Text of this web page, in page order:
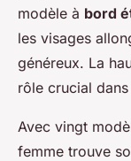
modèle à bord
les visages
généreux. La
rôle crucial
Avec vingt
femme trouve